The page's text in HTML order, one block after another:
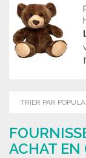
ACHAT EN